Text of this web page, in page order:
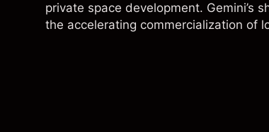
private space development. Gemini’s
the accelerating commercialization of